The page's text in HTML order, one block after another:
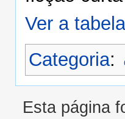
Ver a
Categoria:
Esta página